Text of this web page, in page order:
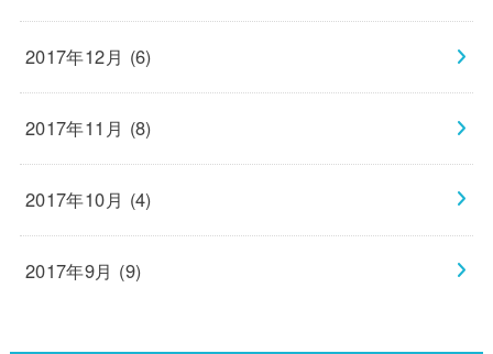
2017年12月 (6)
2017年11月 (8)
2017年10月 (4)
2017年9月 (9)